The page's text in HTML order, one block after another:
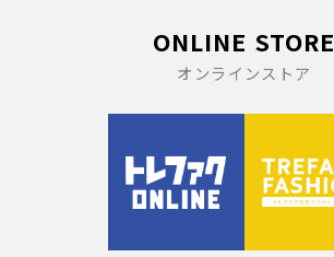
ONLINE STORE
オンラインストア